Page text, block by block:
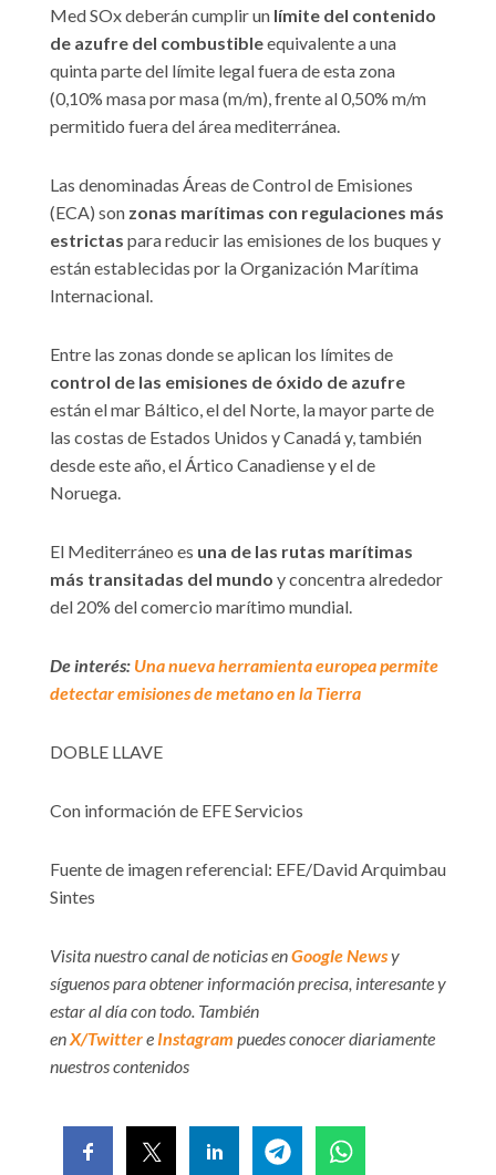
Med SOx deberán cumplir un límite del contenido
de azufre del combustibleequivalente a una
quinta parte del límite legal fuera de esta zona
(0,10% masa por masa (m/m), frente al 0,50% m/m
permitido fuera del área mediterránea.
Las denominadas Áreas de Control de Emisiones
(ECA) son zonas marítimas con regulaciones más
estrictas para reducir las emisiones de los buques y
están establecidas por la Organización Marítima
Internacional.
Entre las zonas donde se aplican los límites de
control de las emisiones de óxido de azufre
están el mar Báltico, el del Norte, la mayor parte de
las costas de Estados Unidos y Canadá y, también
desde este año, el Ártico Canadiense y el de
Noruega.
El Mediterráneo es una de las rutas marítimas
más transitadas del mundo y concentra alrededor
del 20% del comercio marítimo mundial.
De interés: Una nueva herramienta europea permite
detectar emisiones de metano en la Tierra
DOBLE LLAVE
Con información de EFE Servicios
Fuente de imagen referencial: EFE/David Arquimbau
Sintes
Visita nuestro canal de noticias enGoogle Newsy
síguenos para obtener información precisa, interesante y
estar al día con todo. También
enX/Twittere Instagram puedes conocer diariamente
nuestros contenidos